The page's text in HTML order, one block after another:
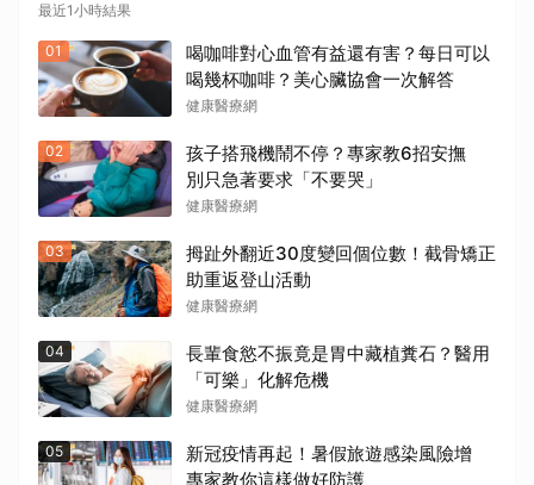
最近1小時結果
01
喝咖啡對心血管有益還有害？每日可以
喝幾杯咖啡？美心臟協會一次解答
健康醫療網
02
孩子搭飛機鬧不停？專家教6招安撫
別只急著要求「不要哭」
健康醫療網
03
拇趾外翻近30度變回個位數！截骨矯正
助重返登山活動
健康醫療網
04
長輩食慾不振竟是胃中藏植糞石？醫用
「可樂」化解危機
健康醫療網
05
新冠疫情再起！暑假旅遊感染風險增
專家教你這樣做好防護